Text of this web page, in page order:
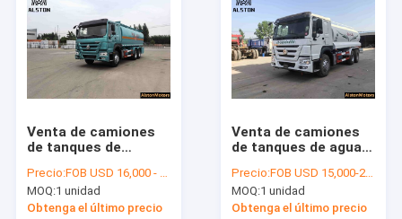
Camiones usados de Howo
Camión tractor HOWO
Camión del mezclador concreto de Howo
Venta de camiones
de tanques de
¥ Capacidad y precio
Precio:FOB USD 16,000 - 30,000 PER UNIT
MOQ:1 unidad
Obtenga el último precio
Venta de camiones
de tanques de agua
Capacidad y precio
Precio:FOB USD 15,000-22,000 PER UNIT
MOQ:1 unidad
Obtenga el último precio